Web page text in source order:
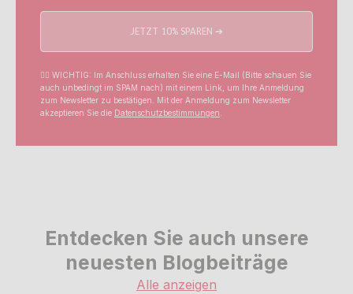
JETZT 10% SPAREN ➔
☝🏼 WICHTIG: Im Anschluss erhalten Sie eine E-Mail (Bitte schauen Sie
auch unbedingt im SPAM nach) mit einem Link, um Ihre Anmeldung
zum Newsletter zu bestätigen. Mit der Anmeldung zum Newsletter
akzeptieren Sie die Datenschutzbestimmungen.
Entdecken Sie auch unsere
neuesten Blogbeiträge
Alle anzeigen